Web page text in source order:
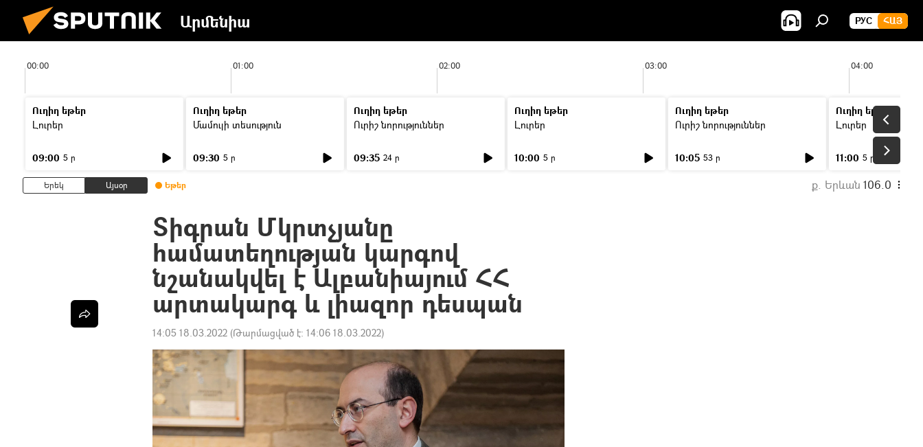
Արմենիա РУС ՀԱՅ
00:00 01:00 02:00 03:00 04:00
Ուղիղ եթեր
Լուրեր
09:00 5 ր
Ուղիղ եթեր
Մամուլի տեսություն
09:30 5 ր
Ուղիղ եթեր
Ուրիշ նորություններ
09:35 24 ր
Ուղիղ եթեր
Լուրեր
10:00 5 ր
Ուղիղ եթեր
Ուրիշ նորություններ
10:05 53 ր
Ուղիղ եթեր
Լուրեր
11:00 5 ր
Երեկ Այսօր Եթեր ք. Երևան 106.0
Տիգրան Մկրտչյանը
համատեղության կարգով
նշանակվել է Ալբանիայում ՀՀ
արտակարգ և լիազոր դեսպան
14:05 18.03.2022 (Թարմացված է: 14:06 18.03.2022)